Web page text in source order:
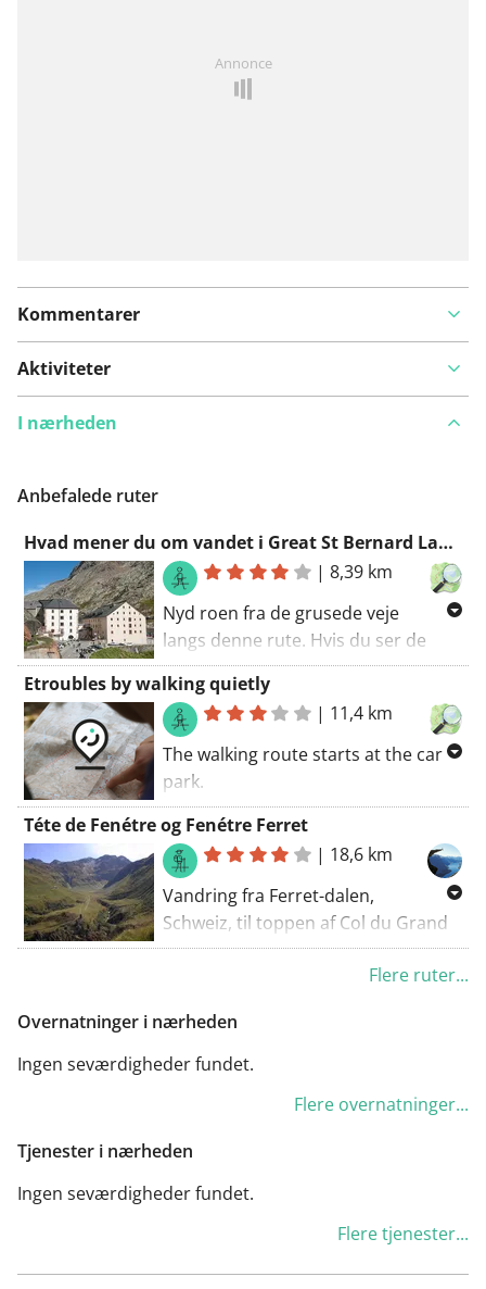
Annonce
Kommentarer
Aktiviteter
I nærheden
Anbefalede ruter
Hvad mener du om vandet i Great St Bernard Lake?
|8,39 km
Nyd roen fra de grusede veje
langs denne rute. Hvis du ser de
røde og hvide markeringer langs
vejen, er du på en af GR-stierne
langs din rute. Gå ruten starter ved
parkeringspladsen.. Hvis jeg skulle
opsummere denne rute: anbefales!
Etroubles by walking quietly
| 11,4 km
The walking route starts at the car
park.
Explore by hikingEtroubles. You'll
also discover a part of a long-
distance cycling trail during this
route. There are some tough climbs
along this route (but trained hikers
will probably be laughing at this).
Téte de Fenétre og Fenétre Ferret
| 18,6 km
Vandring fra Ferret-dalen,
Schweiz, til toppen af Col du Grand
St Bernard.
Flere ruter...
Overnatninger i nærheden
Ingen seværdigheder fundet.
Flere overnatninger...
Tjenester i nærheden
Ingen seværdigheder fundet.
Flere tjenester...